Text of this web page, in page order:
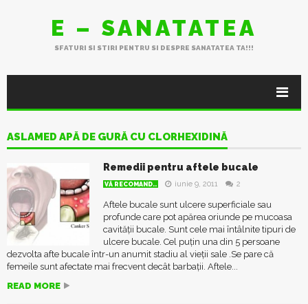
E – SANATATEA
SFATURI SI STIRI PENTRU SI DESPRE SANATATEA TA!!!
ASLAMED APĂ DE GURĂ CU CLORHEXIDINĂ
Remedii pentru aftele bucale
VĂ RECOMAND.. iunie 9, 2011 2
Aftele bucale sunt ulcere superficiale sau
profunde care pot apărea oriunde pe mucoasa
cavității bucale. Sunt cele mai întâlnite tipuri de
ulcere bucale. Cel puțin una din 5 persoane
dezvolta afte bucale într-un anumit stadiu al vieții sale .Se pare că
femeile sunt afectate mai frecvent decât barbații. Aftele...
READ MORE